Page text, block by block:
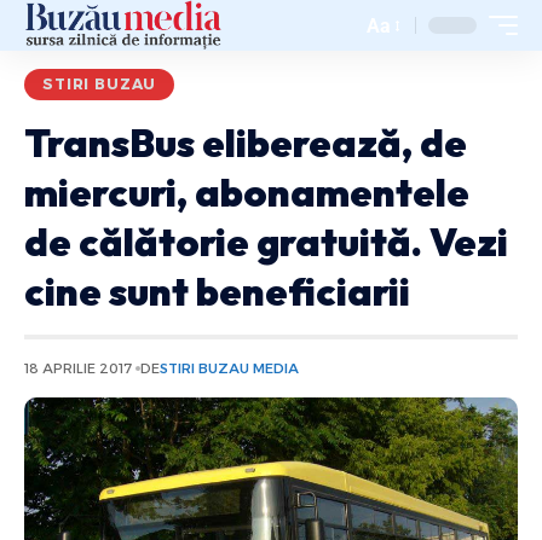
Aa
STIRI BUZAU
TransBus eliberează, de
miercuri, abonamentele
de călătorie gratuită. Vezi
cine sunt beneficiarii
18 APRILIE 2017 DESTIRI BUZAU MEDIA